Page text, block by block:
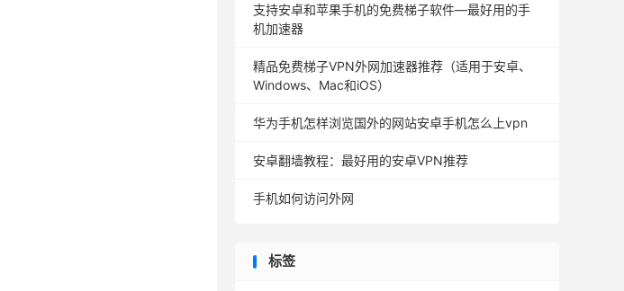
支持安卓和苹果手机的免费梯子软件—最好用的手
机加速器
精品免费梯子VPN外网加速器推荐（适用于安卓、
Windows、Mac和iOS）
华为手机怎样浏览国外的网站安卓手机怎么上vpn
安卓翻墙教程：最好用的安卓VPN推荐
手机如何访问外网
标签